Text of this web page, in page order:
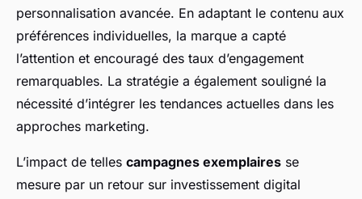
personnalisation avancée. En adaptant le contenu aux
préférences individuelles, la marque a capté
l’attention et encouragé des taux d’engagement
remarquables. La stratégie a également souligné la
nécessité d’intégrer les tendances actuelles dans les
approches marketing.
L’impact de telles campagnes exemplaires se
mesure par un retour sur investissement digital